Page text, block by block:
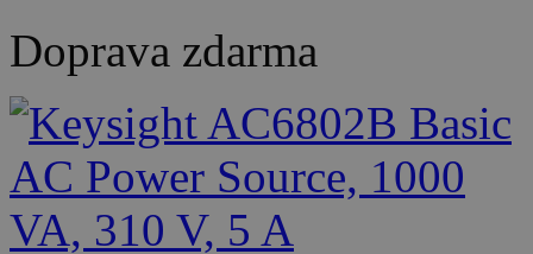
Doprava zdarma